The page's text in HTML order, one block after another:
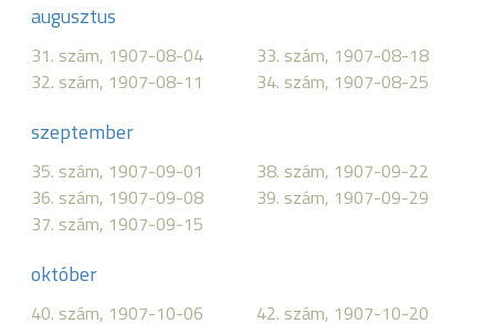
augusztus
31. szám, 1907-08-04
32. szám, 1907-08-11
33. szám, 1907-08-18
34. szám, 1907-08-25
szeptember
35. szám, 1907-09-01
36. szám, 1907-09-08
37. szám, 1907-09-15
38. szám, 1907-09-22
39. szám, 1907-09-29
október
40. szám, 1907-10-06 42. szám, 1907-10-20